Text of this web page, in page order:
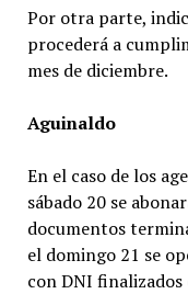
Por otra parte,
procederá a
mes de diciembre.
Aguinaldo
En el caso de los
sábado 20 se
documentos
el domingo 21 se
con DNI finalizados